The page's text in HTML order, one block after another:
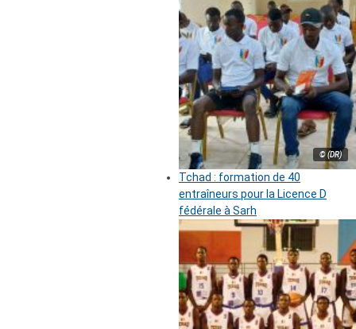
© (DR)
Tchad : formation de 40
entraîneurs pour la Licence D
fédérale à Sarh